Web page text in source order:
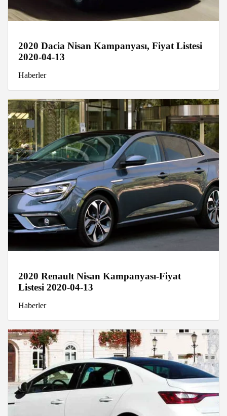
2020 Dacia Nisan Kampanyası, Fiyat Listesi
2020-04-13
Haberler
2020 Renault Nisan Kampanyası-Fiyat
Listesi 2020-04-13
Haberler